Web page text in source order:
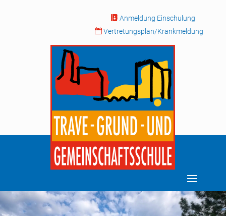
 Anmeldung Einschulung
 Vertretungsplan/Krankmeldung